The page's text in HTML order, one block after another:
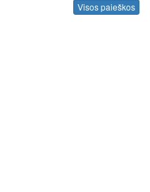
Visos paieškos